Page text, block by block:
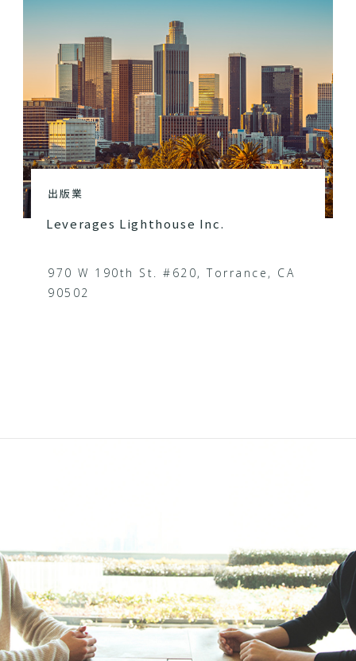
出版業
Leverages Lighthouse Inc.
970 W 190th St. #620, Torrance, CA
90502